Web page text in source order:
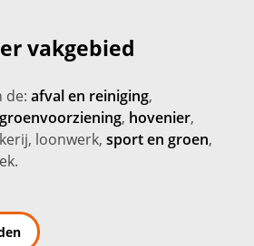
vakgebied
de: afval en reiniging,
groenvoorziening, hovenier,
loonwerk, sport en groen,